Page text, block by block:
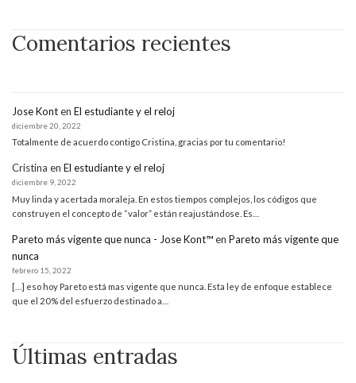
Comentarios recientes
Jose Konten El estudiante y el reloj
diciembre 20, 2022
Totalmente de acuerdo contigo Cristina, gracias por tu comentario!
Cristina en El estudiante y el reloj
diciembre 9, 2022
Muy linda y acertada moraleja. En estos tiempos complejos, los códigos que
construyen el concepto de “valor” están reajustándose. Es…
Pareto más vigente que nunca - Jose Kont™en Pareto más vigente que
nunca
febrero 15, 2022
[…] eso hoy Pareto está mas vigente que nunca. Esta ley de enfoque establece
que el 20% del esfuerzo destinado a…
Últimas entradas